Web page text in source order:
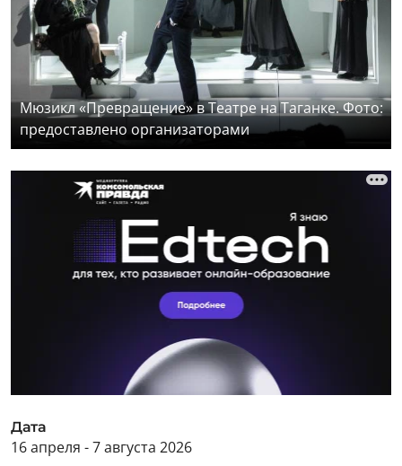
Мюзикл «Превращение» в Театре на Таганке. Фото:
предоставлено организаторами
Дата
16 апреля - 7 августа 2026